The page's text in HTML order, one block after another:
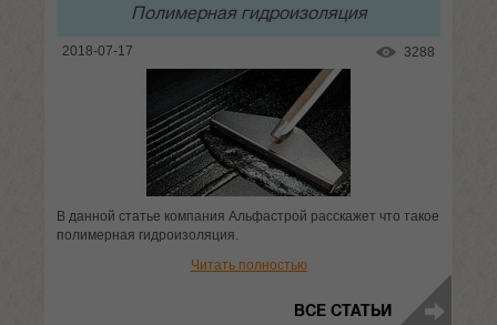
Полимерная гидроизоляция
2018-07-17 3288
В данной статье компания Альфастрой расскажет что такое
полимерная гидроизоляция.
Читать полностью
ВСЕ СТАТЬИ